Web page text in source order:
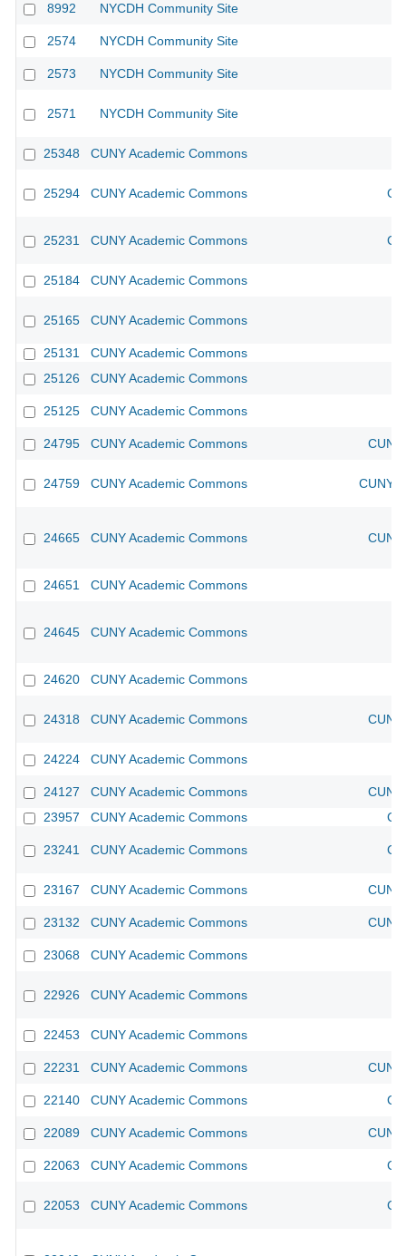
8992 NYCDH Community Site
2574 NYCDH Community Site
2573 NYCDH Community Site
2571 NYCDH Community Site
25348 CUNY Academic Commons
25294 CUNY Academic Commons
25231 CUNY Academic Commons
25184 CUNY Academic Commons
25165 CUNY Academic Commons
25131
CUNY Academic Commons
25126
CUNY Academic Commons
25125 CUNY Academic Commons
24795 CUNY Academic Commons
24759 CUNY Academic Commons CUNY
24665 CUNY Academic Commons
24651 CUNY Academic Commons
24645 CUNY Academic Commons
24620 CUNY Academic Commons
24318 CUNY Academic Commons
24224 CUNY Academic Commons
24127 CUNY Academic Commons
23957
CUNY Academic Commons
23241 CUNY Academic Commons
23167 CUNY Academic Commons
23132 CUNY Academic Commons
23068 CUNY Academic Commons
22926 CUNY Academic Commons
22453 CUNY Academic Commons
22231 CUNY Academic Commons
22140 CUNY Academic Commons
22089 CUNY Academic Commons
22063 CUNY Academic Commons
22053 CUNY Academic Commons